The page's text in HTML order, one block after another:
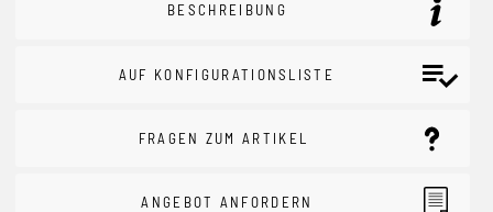
BESCHREIBUNG
AUF KONFIGURATIONSLISTE
FRAGEN ZUM ARTIKEL
ANGEBOT ANFORDERN